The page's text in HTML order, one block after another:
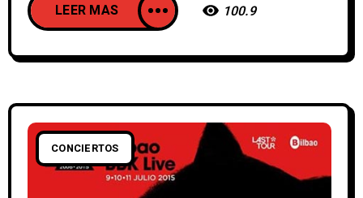
LEER MAS 100.9
CONCIERTOS